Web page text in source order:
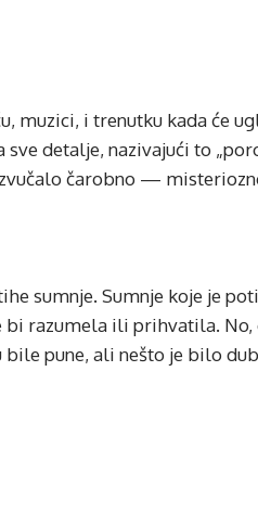
muzici, i trenutku kada će
detalje, nazivajući to
čarobno —
sumnje. Sumnje koje je
razumela ili prihvatila. No,
bile pune, ali nešto je bilo